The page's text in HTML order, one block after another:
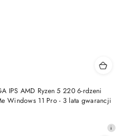
IPS AMD Ryzen 5 220 6-rdzeni
Windows 11 Pro - 3 lata gwarancji